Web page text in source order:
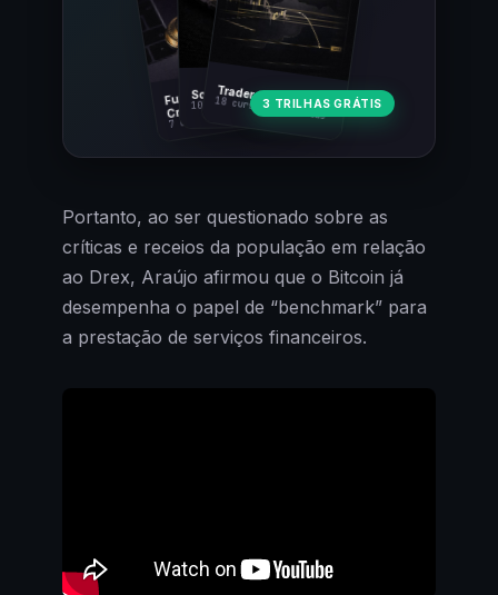
Fundamentos
Cripto
7 cursos · 31 aulas
Trader Cripto
18 cursos · 80 aulas
Soberania Bitcoin
10 cursos · 44 aulas3 TRILHAS GRÁTIS
Portanto, ao ser questionado sobre as
críticas e receios da população em relação
ao Drex, Araújo afirmou que o Bitcoin já
desempenha o papel de “benchmark” para
a prestação de serviços financeiros.